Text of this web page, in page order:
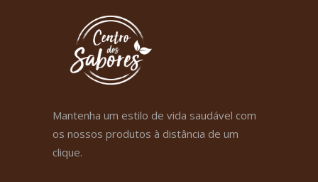
Mantenha um estilo de vida saudável com
os nossos produtos à distância de um
clique.